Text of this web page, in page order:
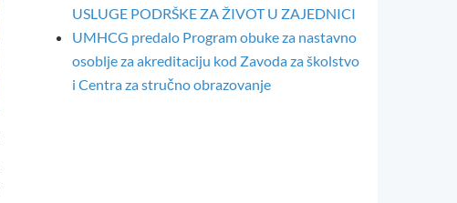
USLUGE PODRŠKE ZA ŽIVOT U ZAJEDNICI
UMHCG predalo Program obuke za nastavno
osoblje za akreditaciju kod Zavoda za školstvo
i Centra za stručno obrazovanje